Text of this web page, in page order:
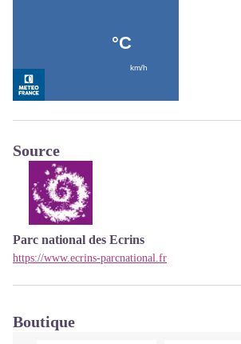
Source
Parc national des Ecrins
https://www.ecrins-parcnational.fr
Boutique